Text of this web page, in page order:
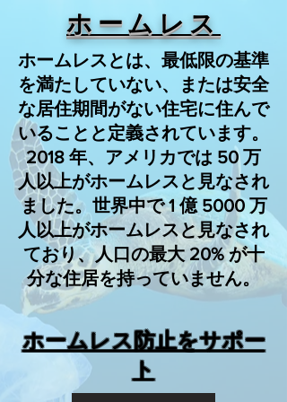
ホームレス
ホームレスとは、最低限の基準
を満たしていない、または安全
な居住期間がない住宅に住んで
いることと定義されています。
2018 年、アメリカでは 50 万
人以上がホームレスと見なされ
ました。世界中で 1 億 5000 万
人以上がホームレスと見なされ
ており、人口の最大 20% が十
分な住居を持っていません。
ホームレス防止をサポー
ト